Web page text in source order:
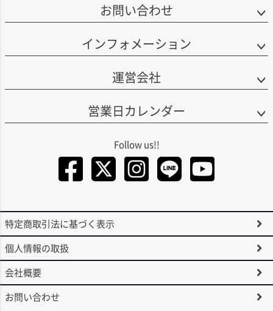
お問い合わせ
インフォメーション
運営会社
営業日カレンダー
特定商取引法に基づく表示
個人情報の取扱
会社概要
お問い合わせ
Facebook
Twitter
LINE